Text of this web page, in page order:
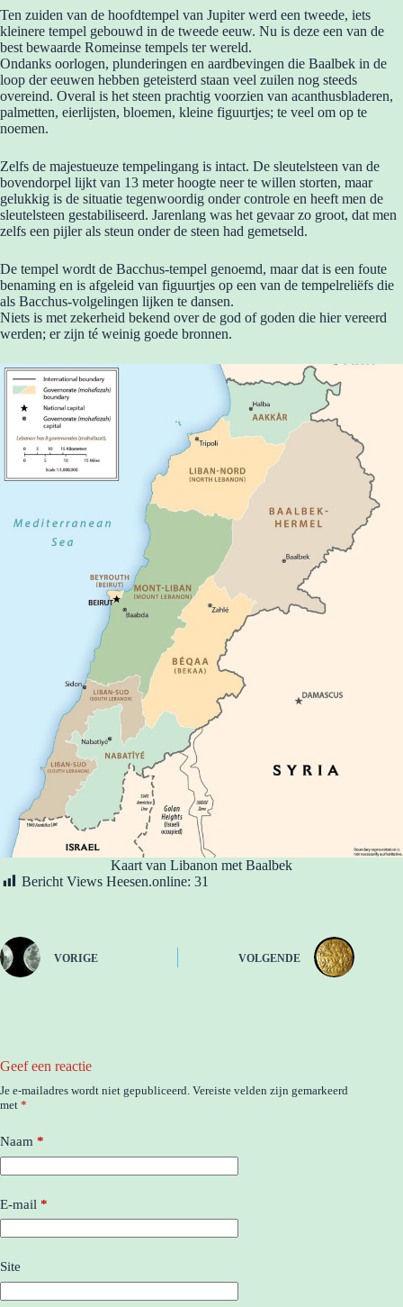
Ten zuiden van de hoofdtempel van Jupiter werd een tweede, iets
kleinere tempel gebouwd in de tweede eeuw. Nu is deze een van de
best bewaarde Romeinse tempels ter wereld.
Ondanks oorlogen, plunderingen en aardbevingen die Baalbek in de
loop der eeuwen hebben geteisterd staan veel zuilen nog steeds
overeind. Overal is het steen prachtig voorzien van acanthusbladeren,
palmetten, eierlijsten, bloemen, kleine figuurtjes; te veel om op te
noemen.
Zelfs de majestueuze tempelingang is intact. De sleutelsteen van de
bovendorpel lijkt van 13 meter hoogte neer te willen storten, maar
gelukkig is de situatie tegenwoordig onder controle en heeft men de
sleutelsteen gestabiliseerd. Jarenlang was het gevaar zo groot, dat men
zelfs een pijler als steun onder de steen had gemetseld.
De tempel wordt de Bacchus-tempel genoemd, maar dat is een foute
benaming en is afgeleid van figuurtjes op een van de tempelreliëfs die
als Bacchus-volgelingen lijken te dansen.
Niets is met zekerheid bekend over de god of goden die hier vereerd
werden; er zijn té weinig goede bronnen.
Kaart van Libanon met Baalbek
Bericht Views Heesen.online: 31
VORIGE VOLGENDE
Geef een reactie
Je e-mailadres wordt niet gepubliceerd. Vereiste velden zijn gemarkeerd
met *
Naam *
E-mail *
Site